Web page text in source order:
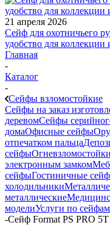
21 апреля 2026
Сейф для охотничьего
удобство для коллекции
Главная
-
Каталог
-
Сейфы взломостойкие
Сейфы на заказ
деревомСейфы
домаОфисные сейфы
отпечатком пальца
сейфы
электронным замком
сейфыГостиничные
холодильники
металлические
моделиУслуги по сейфам
-Сейф Format PS PRO